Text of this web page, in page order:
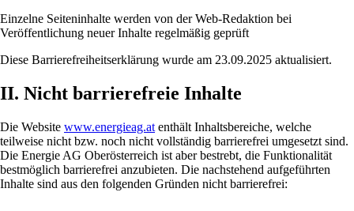
Einzelne Seiteninhalte werden von der Web-Redaktion bei
Veröffentlichung neuer Inhalte regelmäßig geprüft
Diese Barrierefreiheitserklärung wurde am 23.09.2025 aktualisiert.
II. Nicht barrierefreie Inhalte
Die Website www.energieag.at enthält Inhaltsbereiche, welche
teilweise nicht bzw. noch nicht vollständig barrierefrei umgesetzt sind.
Die Energie AG Oberösterreich ist aber bestrebt, die Funktionalität
bestmöglich barrierefrei anzubieten. Die nachstehend aufgeführten
Inhalte sind aus den folgenden Gründen nicht barrierefrei: